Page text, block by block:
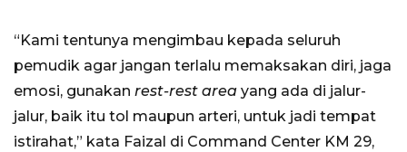
“Kami tentunya mengimbau kepada seluruh
pemudik agar jangan terlalu memaksakan diri, jaga
emosi, gunakan rest-rest area yang ada di jalur-
jalur, baik itu tol maupun arteri, untuk jadi tempat
istirahat,” kata Faizal di Command Center KM 29,